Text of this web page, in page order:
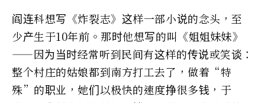
阎连科想写《炸裂志》这样一部小说的念头，至
少产生于10年前。那时他想写的叫《姐姐妹妹》
——因为当时经常听到民间有这样的传说或笑谈：
整个村庄的姑娘都到南方打工去了，做着“特
殊”的职业，她们以极快的速度挣很多钱，于